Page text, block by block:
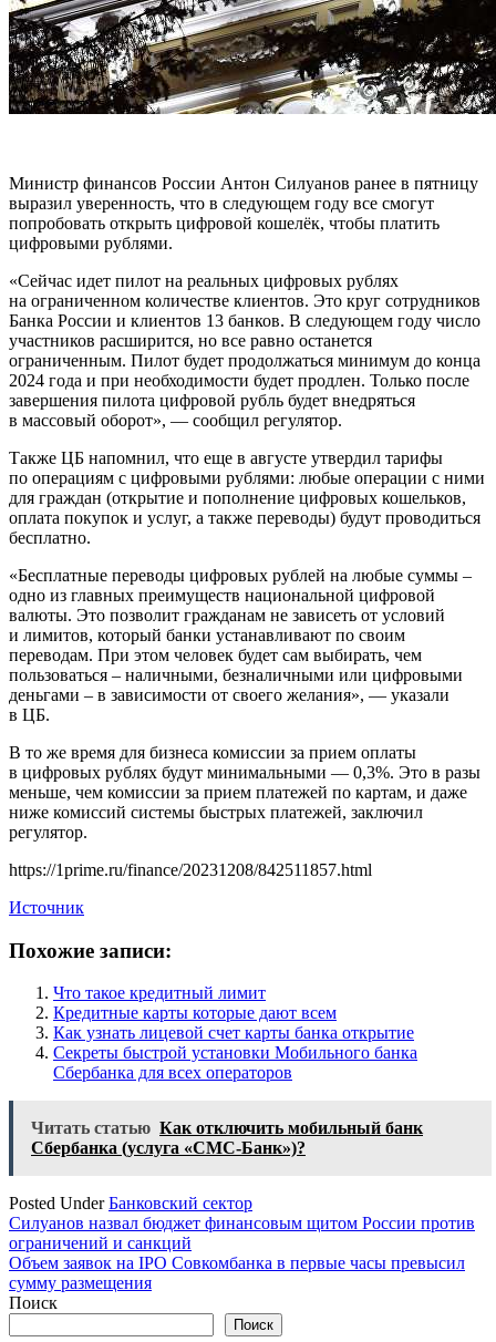
Министр финансов России Антон Силуанов ранее в пятницу
выразил уверенность, что в следующем году все смогут
попробовать открыть цифровой кошелёк, чтобы платить
цифровыми рублями.
«Сейчас идет пилот на реальных цифровых рублях
на ограниченном количестве клиентов. Это круг сотрудников
Банка России и клиентов 13 банков. В следующем году число
участников расширится, но все равно останется
ограниченным. Пилот будет продолжаться минимум до конца
2024 года и при необходимости будет продлен. Только после
завершения пилота цифровой рубль будет внедряться
в массовый оборот», — сообщил регулятор.
Также ЦБ напомнил, что еще в августе утвердил тарифы
по операциям с цифровыми рублями: любые операции с ними
для граждан (открытие и пополнение цифровых кошельков,
оплата покупок и услуг, а также переводы) будут проводиться
бесплатно.
«Бесплатные переводы цифровых рублей на любые суммы –
одно из главных преимуществ национальной цифровой
валюты. Это позволит гражданам не зависеть от условий
и лимитов, который банки устанавливают по своим
переводам. При этом человек будет сам выбирать, чем
пользоваться – наличными, безналичными или цифровыми
деньгами – в зависимости от своего желания», — указали
в ЦБ.
В то же время для бизнеса комиссии за прием оплаты
в цифровых рублях будут минимальными — 0,3%. Это в разы
меньше, чем комиссии за прием платежей по картам, и даже
ниже комиссий системы быстрых платежей, заключил
регулятор.
https://1prime.ru/finance/20231208/842511857.html
Источник
Похожие записи:
Что такое кредитный лимит
Кредитные карты которые дают всем
Как узнать лицевой счет карты банка открытие
Секреты быстрой установки Мобильного банка
Сбербанка для всех операторов
Читать статью Как отключить мобильный банк
Сбербанка (услуга «СМС-Банк»)?
Posted UnderБанковский сектор
Навигация
по
записям
Силуанов назвал бюджет финансовым щитом России против
ограничений и санкций
Объем заявок на IPO Совкомбанка в первые часы превысил
сумму размещения
Поиск
Поиск